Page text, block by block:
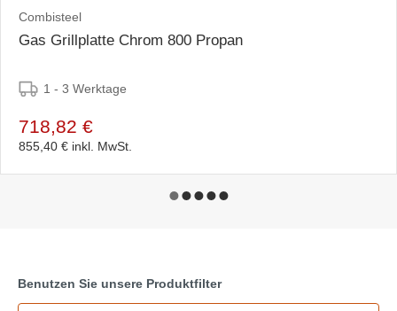
Combisteel
Gas Grillplatte Chrom 800 Propan
1 - 3 Werktage
718,82 €
855,40 € inkl. MwSt.
Benutzen Sie unsere Produktfilter